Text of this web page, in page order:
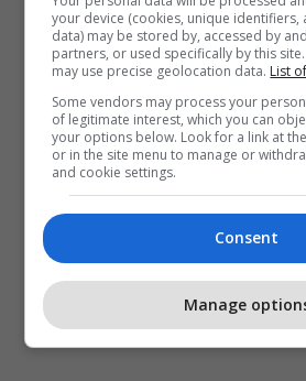
your device (cookies, unique identifiers,
data) may be stored by, accessed by
partners, or used specifically by this
may use precise geolocation data. List
Some vendors may process your
of legitimate interest, which you can
your options below. Look for a link at
or in the site menu to manage or
and cookie settings.
Consent
Manage